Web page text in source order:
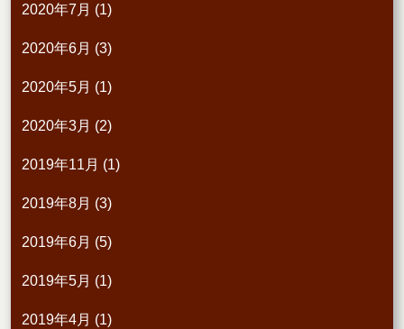
2020年7月 (1)
2020年6月 (3)
2020年5月 (1)
2020年3月 (2)
2019年11月 (1)
2019年8月 (3)
2019年6月 (5)
2019年5月 (1)
2019年4月 (1)